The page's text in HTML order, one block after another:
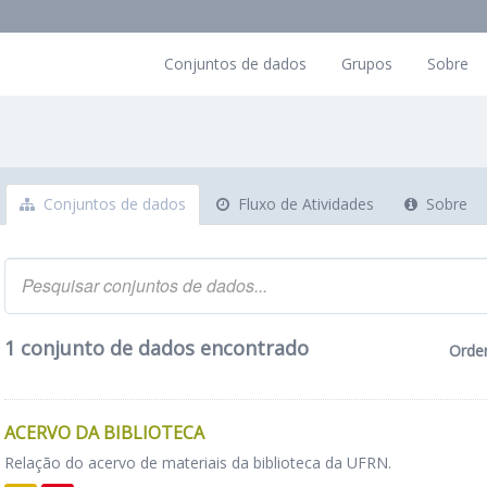
Conjuntos de dados Grupos Sobre
Conjuntos de dados Fluxo de Atividades Sobre
1 conjunto de dados encontrado
ACERVO DA BIBLIOTECA
Relação do acervo de materiais da biblioteca da UFRN.